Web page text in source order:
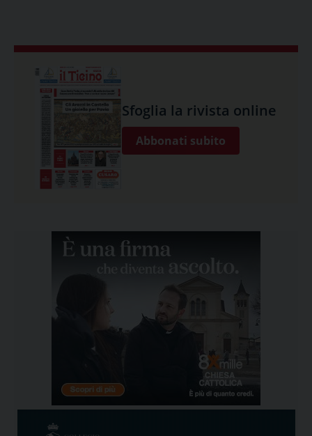
Sfoglia la rivista online
Abbonati subito